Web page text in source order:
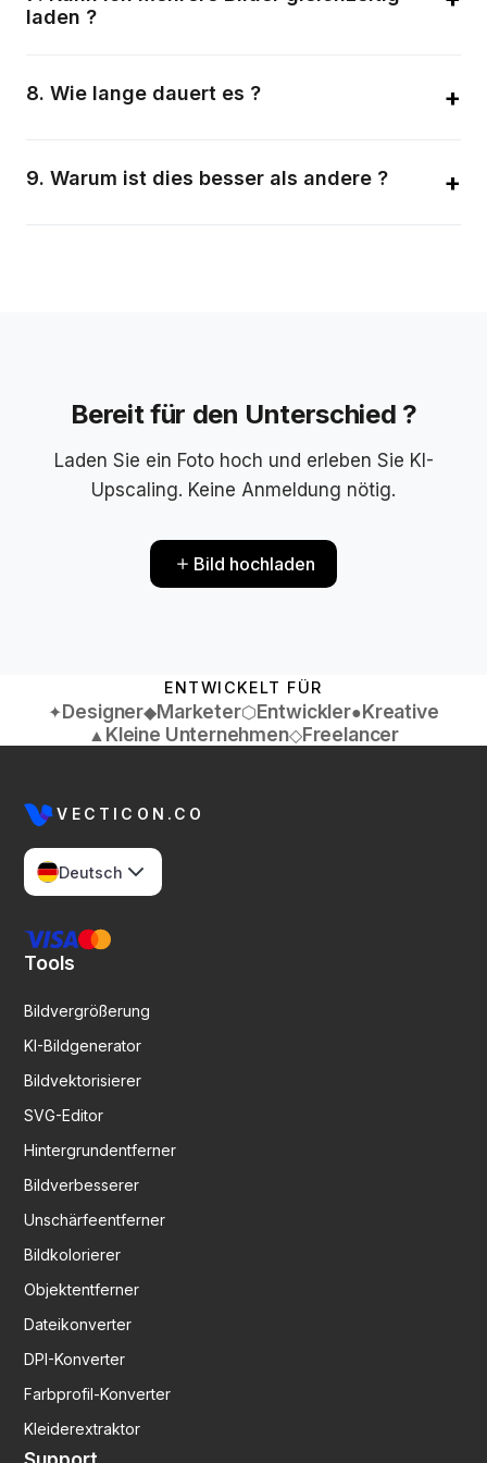
laden ?
werden.
8. Wie lange dauert es ? +
9. Warum ist dies besser als andere ? +
Bereit für den Unterschied ?
Laden Sie ein Foto hoch und erleben Sie KI-
Upscaling. Keine Anmeldung nötig.
Bild hochladen
ENTWICKELT FÜR
✦Designer◆Marketer⬡Entwickler●Kreative
▲ Kleine Unternehmen◇Freelancer
VECTICON.CO
Deutsch
Tools
Bildvergrößerung
KI-Bildgenerator
Bildvektorisierer
SVG-Editor
Hintergrundentferner
Bildverbesserer
Unschärfeentferner
Bildkolorierer
Objektentferner
Dateikonverter
DPI-Konverter
Farbprofil-Konverter
Kleiderextraktor